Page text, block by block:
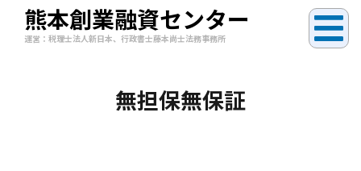
熊本創業融資センター
運営：税理士法人新日本、行政書士藤本尚士法務事務所
無担保無保証